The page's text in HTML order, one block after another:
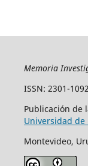
Memoria
ISSN: 2301-
Publicación de
Universidad
Montevideo,